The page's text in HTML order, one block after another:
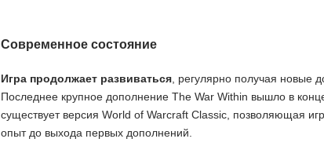
Современное состояние
Игра продолжает развиваться , регулярно получая новые
Последнее крупное дополнение The War Within вышло в
существует версия World of Warcraft Classic, позволяющая
опыт до выхода первых дополнений.